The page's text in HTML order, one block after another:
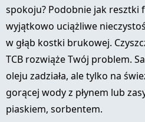
spokoju? Podobnie jak resztki
wyjątkowo uciążliwe
w głąb kostki brukowej.
TCB rozwiąże Twój problem.
oleju zadziała, ale tylko na
gorącej wody z płynem lub
piaskiem, sorbentem.